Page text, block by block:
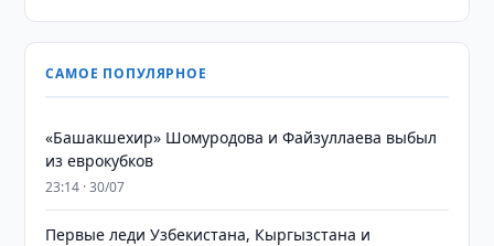
САМОЕ ПОПУЛЯРНОЕ
«Башакшехир» Шомуродова и Файзуллаева выбыл
из еврокубков
23:14 · 30/07
Первые леди Узбекистана, Кыргызстана и